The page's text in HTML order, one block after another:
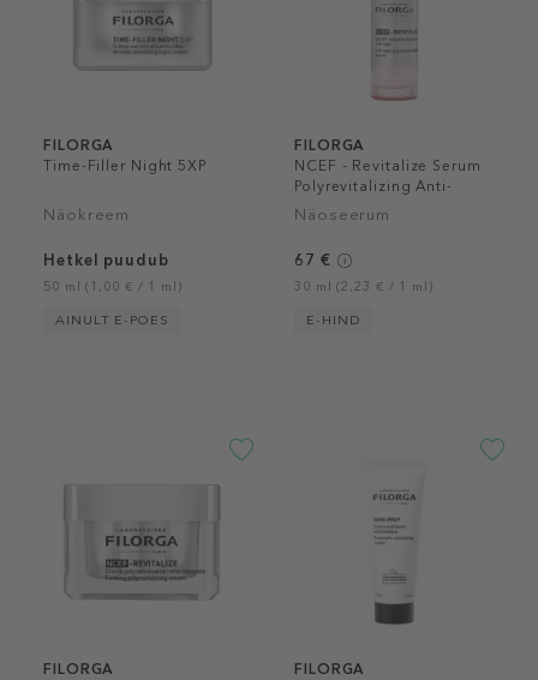
FILORGA
Time-Filler Night 5XP
Näokreem
Hetkel puudub
50 ml (1,00 € / 1 ml)
AINULT E-POES
FILORGA
NCEF - Revitalize Serum
Polyrevitalizing Anti-
Aging Serum
Näoseerum
67 €
30 ml (2,23 € / 1 ml)
E-HIND
FILORGA
FILORGA